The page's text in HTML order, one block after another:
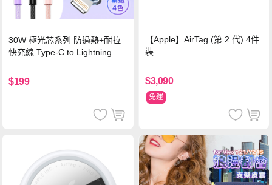
30W 極光芯系列 防過熱+耐拉
快充線 Type-C to Lightning 傳
$199
【Apple】AirTag (第 2 代) 4件
裝
$3,090
免運